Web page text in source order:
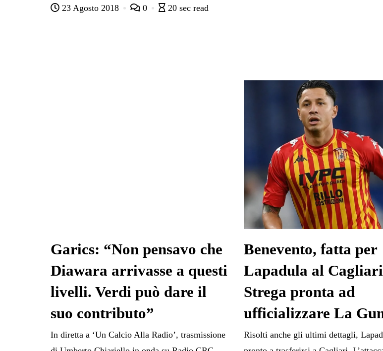
bo tte ts
gr
ed di
23 Agosto 2018 0 20 sec read
Garics: “Non pensavo che
Diawara arrivasse a questi
livelli. Verdi può dare il
suo contributo”
In diretta a ‘Un Calcio Alla Radio’, trasmissione
Benevento, fatta per
Lapadula al
Strega pronta ad
ufficializzare La
Risolti anche gli ultimi dettagli,